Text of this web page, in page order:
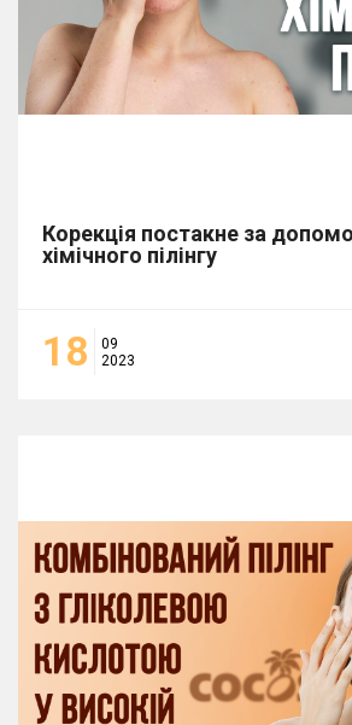
Корекція постакне за
хімічного пілінгу
18
09
2023